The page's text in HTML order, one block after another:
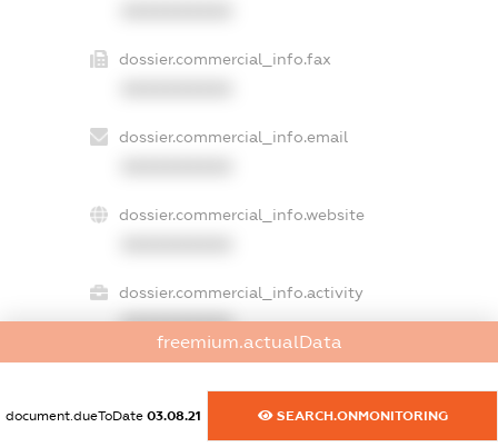
dossier.commercial_info.fax
dossier.commercial_info.email
dossier.commercial_info.website
dossier.commercial_info.activity
XXXXXXXXXX
freemium.exampleText_1
freemium.exampleText_2
freemium.actualData
document.dueToDate 03.08.21 SEARCH.ONMONITORING